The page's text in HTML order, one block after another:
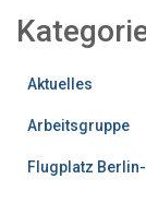
Aktuelles
Arbeitsgruppe
Flugplatz